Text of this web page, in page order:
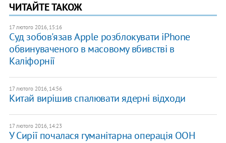
ЧИТАЙТЕ ТАКОЖ
17 лютого 2016, 15:16
Суд зобов'язав Apple розблокувати iPhone
обвинуваченого в масовому вбивстві в
Каліфорнії
17 лютого 2016, 14:56
Китай вирішив спалювати ядерні відходи
17 лютого 2016, 14:23
У Сирії почалася гуманітарна операція ООН